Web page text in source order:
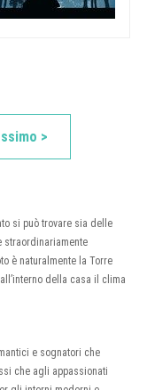
>
si può trovare sia delle
straordinariamente
è naturalmente la Torre
della casa il clima
e sognatori che
che agli appassionati